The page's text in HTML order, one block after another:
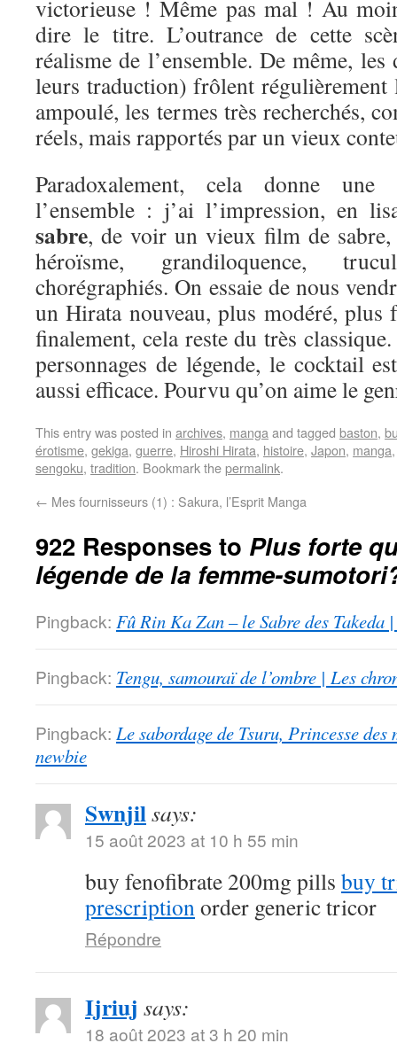
victorieuse ! Même pas mal ! Au
dire le titre. L’outrance de cette
réalisme de l’ensemble. De même,
leurs traduction) frôlent
ampoulé, les termes très recherchés,
réels, mais rapportés par un vieux
Paradoxalement, cela donne une
l’ensemble : j’ai l’impression, en
sabre, de voir un vieux film de sabre,
héroïsme, grandiloquence,
chorégraphiés. On essaie de nous
un Hirata nouveau, plus modéré, plus
finalement, cela reste du très
personnages de légende, le cocktail
aussi efficace. Pourvu qu’on aime le
This entry was posted in archives, manga and tagged baston,
érotisme, gekiga, guerre, Hiroshi Hirata, histoire, Japon, manga
sengoku, tradition. Bookmark thepermalink.
← Mes fournisseurs (1) : Sakura, l’Esprit Manga
922 Responses to Plus forte
légende de la femme-
Pingback: Fû Rin Ka Zan – le Sabre des Takeda
Pingback: Tengu, samouraï de l’ombre | Les
Pingback: Le sabordage de Tsuru, Princesse
newbie
Swnjilsays:
15 août 2023 at 10 h 55 min
buy fenofibrate 200mg pills buy
prescriptionorder generic tricor
Répondre
Ijriuj says:
18 août 2023 at 3 h 20 min